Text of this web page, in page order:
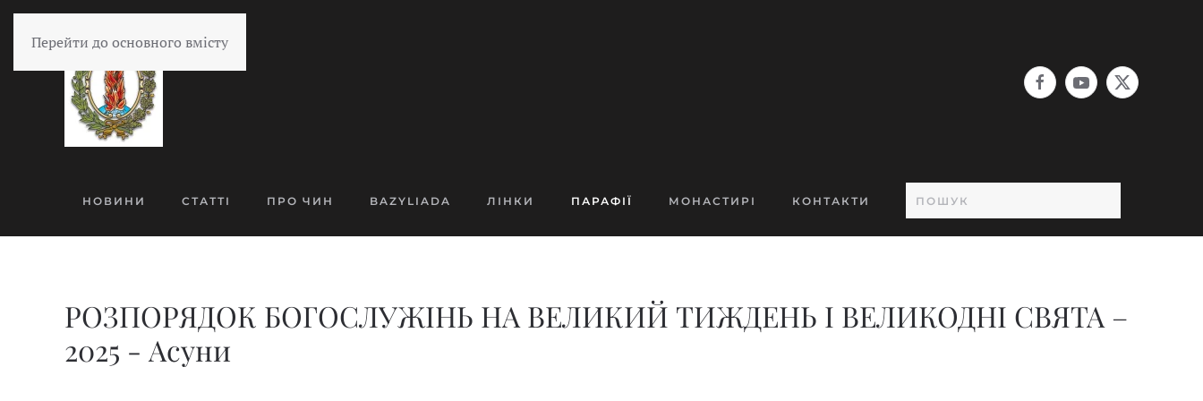
Перейти до основного вмісту
НОВИНИ СТАТТІ ПРО ЧИН BAZYLIADA ЛІНКИ ПАРАФІЇ МОНАСТИРІ КОНТАКТИ
РОЗПОРЯДОК БОГОСЛУЖІНЬ НА ВЕЛИКИЙ ТИЖДЕНЬ І ВЕЛИКОДНІ СВЯТА –
2025 - Асуни